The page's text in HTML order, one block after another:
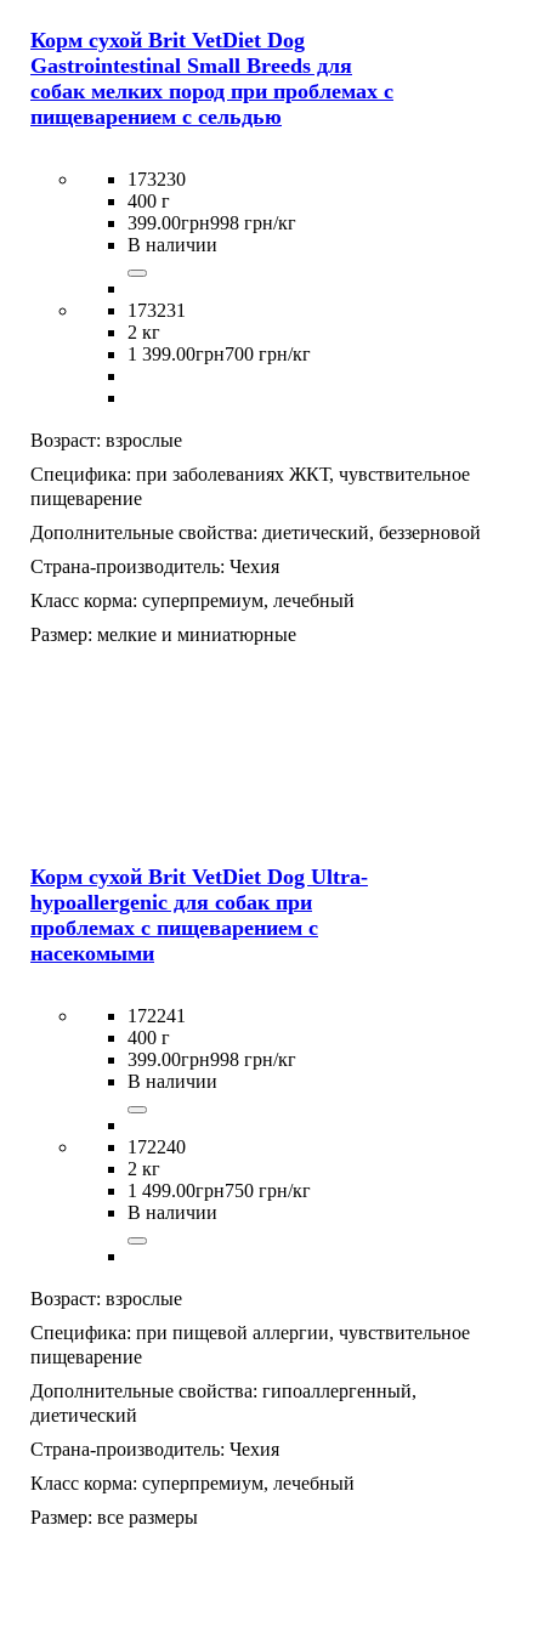
Корм сухой Brit VetDiet Dog
Gastrointestinal Small Breeds для
собак мелких пород при проблемах с
пищеварением с сельдью
173230
400 г
399.00грн998 грн/кг
В наличии
173231
2 кг
1 399.00грн700 грн/кг
Возраст: взрослые
Специфика: при заболеваниях ЖКТ, чувствительное
пищеварение
Дополнительные свойства: диетический, беззерновой
Страна-производитель: Чехия
Класс корма: суперпремиум, лечебный
Размер: мелкие и миниатюрные
Корм сухой Brit VetDiet Dog Ultra-
hypoallergenic для собак при
проблемах с пищеварением с
насекомыми
172241
400 г
399.00грн998 грн/кг
В наличии
172240
2 кг
1 499.00грн750 грн/кг
В наличии
Возраст: взрослые
Специфика: при пищевой аллергии, чувствительное
пищеварение
Дополнительные свойства: гипоаллергенный,
диетический
Страна-производитель: Чехия
Класс корма: суперпремиум, лечебный
Размер: все размеры